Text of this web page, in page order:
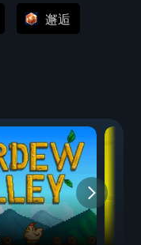
邂逅